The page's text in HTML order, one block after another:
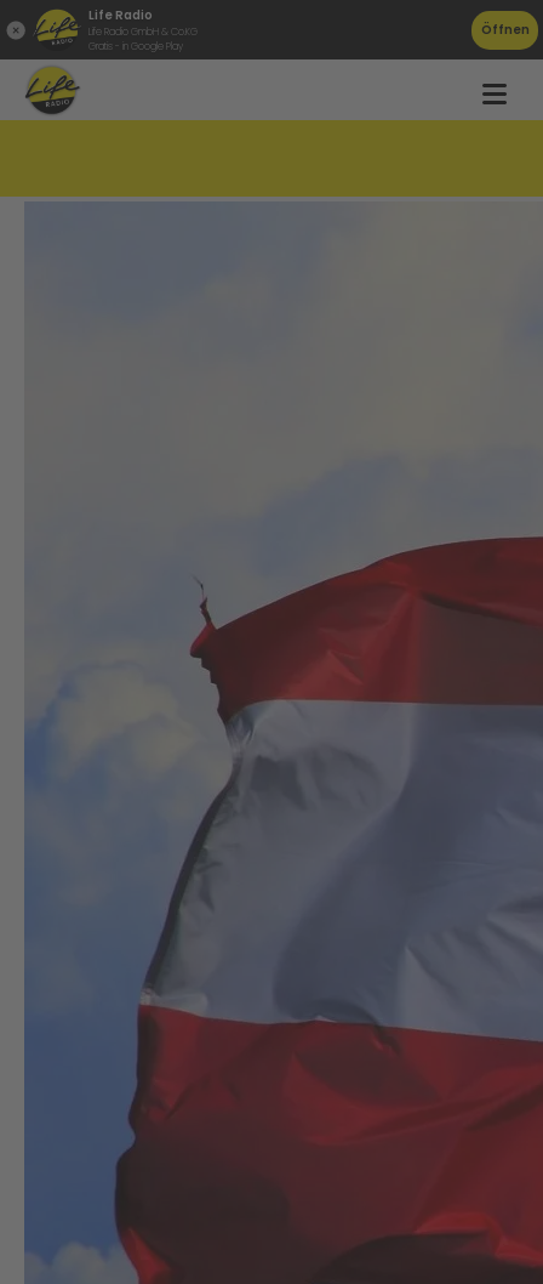
Life Radio
Life Radio GmbH & Co.KG
Gratis - in Google Play
Öffnen